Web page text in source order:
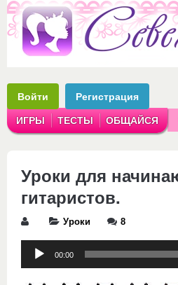
Войти Регистрация
ИГРЫ ТЕСТЫ ОБЩАЙСЯ
Уроки для
гитаристов.
Уроки 8
00:00